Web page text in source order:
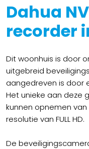
Dahua
recorder
Dit woonhuis is door
uitgebreid
aangedreven is door
Het unieke aan deze
kunnen opnemen
resolutie van FULL HD.
De